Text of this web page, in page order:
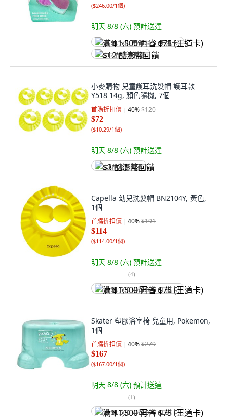
($246.00/1個)
明天 8/8 (六) 預計送達
满 $1,500 再省 $75 (王道卡)
$12 酷澎幣回饋
小麥購物 兒童護耳洗髮帽 護耳款
Y518 14g, 顏色隨機, 7個
首購折扣價 40%$120
$72
($10.29/1個)
明天 8/8 (六) 預計送達
$3 酷澎幣回饋
Capella 幼兒洗髮帽 BN2104Y, 黃色,
1個
首購折扣價 40%$191
$114
($114.00/1個)
明天 8/8 (六) 預計送達
(4)
满 $1,500 再省 $75 (王道卡)
Skater 塑膠浴室椅 兒童用, Pokemon,
1個
首購折扣價 40%$279
$167
($167.00/1個)
明天 8/8 (六) 預計送達
(1)
满 $1,500 再省 $75 (王道卡)